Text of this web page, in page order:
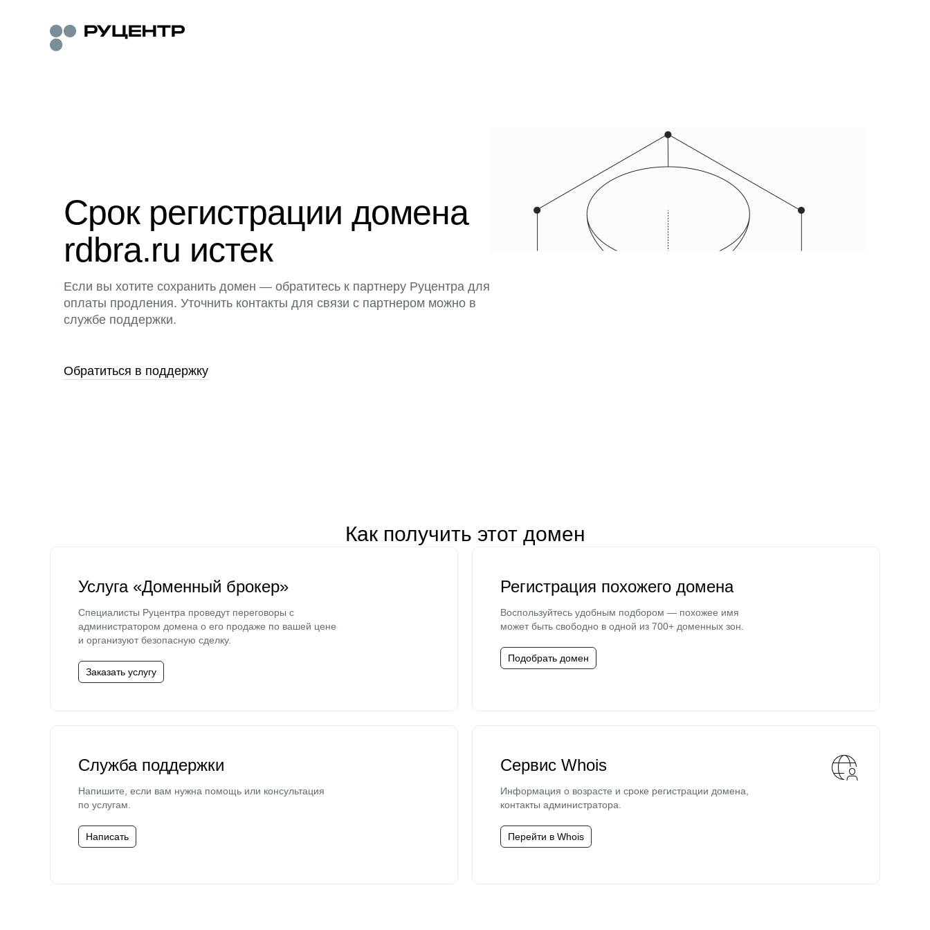
Срок регистрации домена
rdbra.ru истек
Если вы хотите сохранить домен — обратитесь к партнеру Руцентра для
оплаты продления. Уточнить контакты для связи с партнером можно в
службе поддержки.
Обратиться в поддержку
Как получить этот домен
Услуга «Доменный брокер»
Специалисты Руцентра проведут переговоры с
администратором домена о его продаже по вашей цене
и организуют безопасную сделку.
Заказать услугу
Регистрация похожего домена
Воспользуйтесь удобным подбором — похожее имя
может быть свободно в одной из 700+ доменных зон.
Подобрать домен
Служба поддержки
Напишите, если вам нужна помощь или консультация
по услугам.
Написать
Сервис Whois
Информация о возрасте и сроке регистрации домена,
контакты администратора.
Перейти в Whois